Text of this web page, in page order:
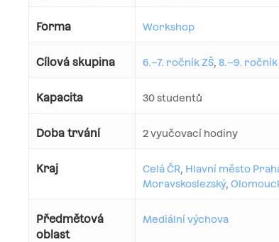
Forma Workshop
Cílová skupina 6.–7. ročník ZŠ, 8.–9. ročník
Kapacita 30 studentů
Doba trvání 2 vyučovací hodiny
Kraj Celá ČR, Hlavní město
Moravskoslezský,
Předmětová
oblast
Mediální výchova